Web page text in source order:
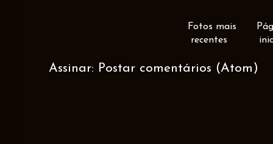
Fotos mais
recentes
Assinar: Postar comentários (Atom)